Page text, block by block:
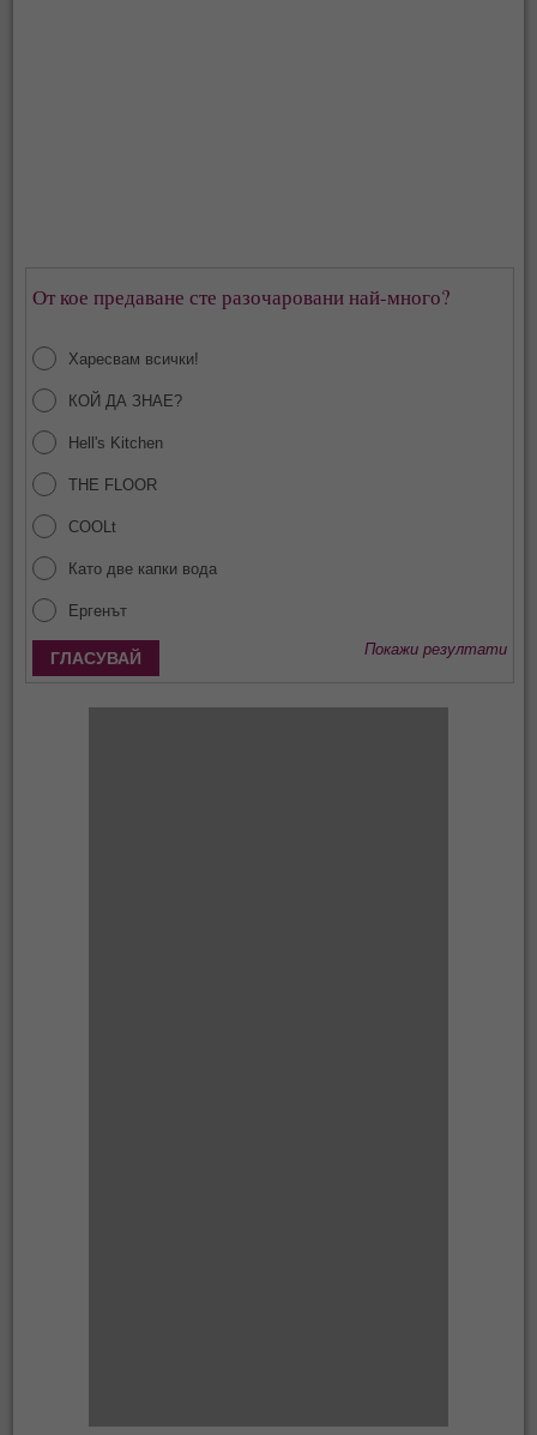
От кое предаване сте разочаровани най-много?
Харесвам всички!
КОЙ ДА ЗНАЕ?
Hell's Kitchen
THE FLOOR
COOLt
Като две капки вода
Ергенът
Покажи резултати